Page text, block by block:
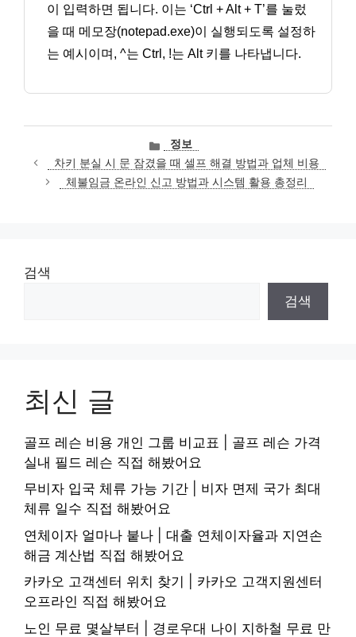
이 입력하면 됩니다. 이는 ‘Ctrl + Alt + T’를 눌렀
을 때 메모장(notepad.exe)이 실행되도록 설정하
는 예시이며, ^는 Ctrl, !는 Alt 키를 나타냅니다.
카
테
고
리
정보
차키 분실 시 문 잠겼을 때 셀프 해결 방법과 업체 비용
체불임금 온라인 신고 방법과 시스템 활용 총정리
검색
검색
최신 글
골프 레슨 비용 개인 그룹 비교표 | 골프 레슨 가격
실내 필드 레슨 직접 해봤어요
무비자 입국 체류 가능 기간 | 비자 면제 국가 최대
체류 일수 직접 해봤어요
연체이자 얼마나 붙나 | 대출 연체이자율과 지연손
해금 계산법 직접 해봤어요
카카오 고객센터 위치 찾기 | 카카오 고객지원센터
오프라인 직접 해봤어요
노인 무료 몇살부터 | 경로우대 나이 지하철 무료 만